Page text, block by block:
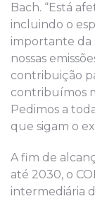
Bach. “Está
incluindo o
importante da
nossas
contribuição
contribuímos
Pedimos a
que sigam o
A fim de
até 2030, o
intermediária